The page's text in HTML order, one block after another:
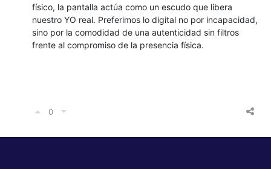
físico, la pantalla actúa como un escudo que libera
nuestro YO real. Preferimos lo digital no por incapacidad,
sino por la comodidad de una autenticidad sin filtros
frente al compromiso de la presencia física.
0